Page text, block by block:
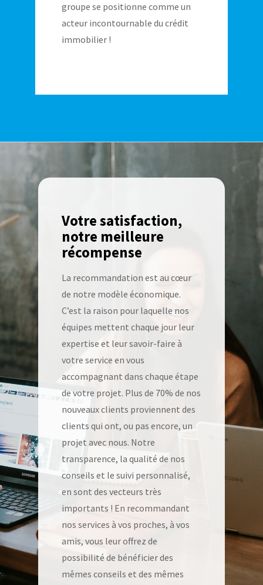
groupe se positionne comme un
acteur incontournable du crédit
immobilier !
Votre satisfaction,
notre meilleure
récompense
La recommandation est au cœur
de notre modèle économique.
C’est la raison pour laquelle nos
équipes mettent chaque jour leur
expertise et leur savoir-faire à
votre service en vous
accompagnant dans chaque étape
de votre projet. Plus de 70% de nos
nouveaux clients proviennent des
clients qui ont, ou pas encore, un
projet avec nous. Notre
transparence, la qualité de nos
conseils et le suivi personnalisé,
en sont des vecteurs très
importants ! En recommandant
nos services à vos proches, à vos
amis, vous leur offrez de
possibilité de bénéficier des
mêmes conseils et des mêmes